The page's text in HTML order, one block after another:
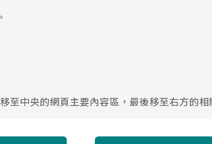
至中央的網頁主要內容區，最後移至右方的相